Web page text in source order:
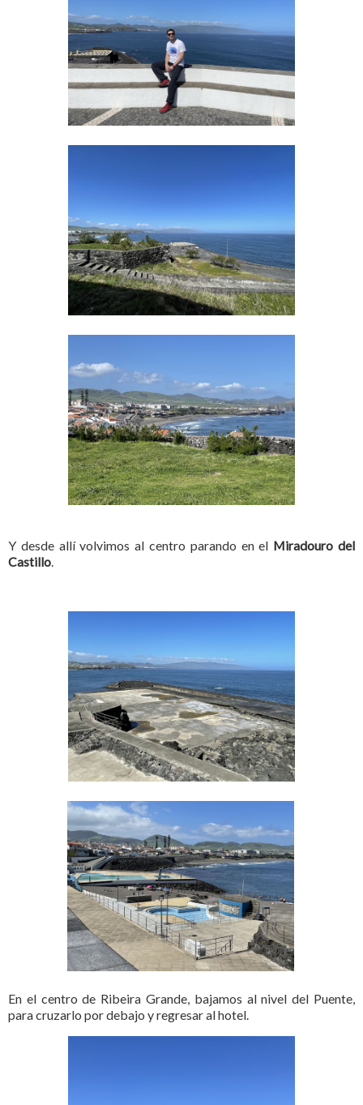
Y desde allí volvimos al centro parando en el Miradouro del
Castillo
En el centro de Ribeira Grande, bajamos al nivel del Puente,
para cruzarlo por debajo y regresar al hotel.